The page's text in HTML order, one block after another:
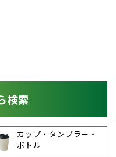
検索
カップ・タンブラー・
ボトル